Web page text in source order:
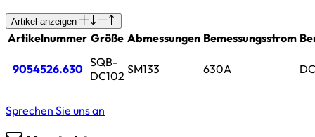
Artikel anzeigen
Artikelnummer Größe Abmessungen Bemessungsstrom
9054526.630 SQB-
DC102 SM133 630A
Sprechen Sie uns an